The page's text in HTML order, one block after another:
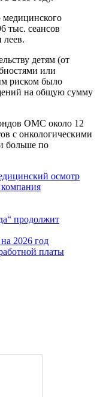
меди­цинского
тыс. сеансов
детям (от
или
риском было
на общую сумму
ОМС около 12
с онкологическими
больше по
осмотр
продолжит
2026 год
платы